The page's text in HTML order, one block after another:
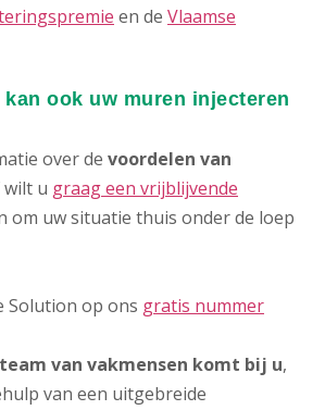
en de Vlaamse
ook uw muren injecteren
over de voordelen van
wilt u graag een vrijblijvende
om uw situatie thuis onder de loep
Solution op ons gratis nummer
van vakmensen komt bij u,
van een uitgebreide